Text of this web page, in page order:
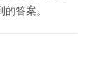
答案。